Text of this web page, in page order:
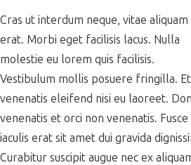
Cras ut interdum neque, vitae aliquam
erat. Morbi eget facilisis lacus. Nulla
molestie eu lorem quis facilisis.
Vestibulum mollis posuere fringilla.
venenatis eleifend nisi eu laoreet.
venenatis et orci non venenatis. Fusce
iaculis erat sit amet dui gravida
Curabitur suscipit augue nec ex